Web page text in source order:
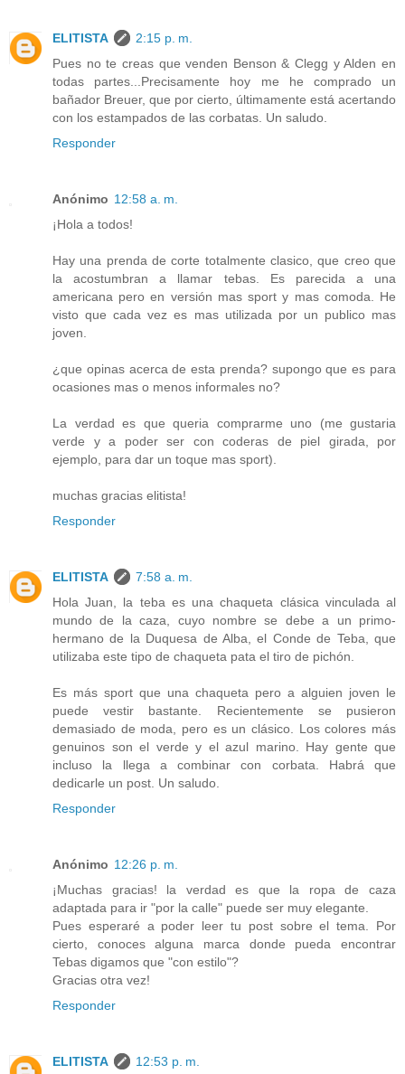
ELITISTA
2:15 p. m.
Pues no te creas que venden Benson & Clegg y Alden en
todas partes...Precisamente hoy me he comprado un
bañador Breuer, que por cierto, últimamente está acertando
con los estampados de las corbatas. Un saludo.
Responder
Anónimo 12:58 a. m.
¡Hola a todos!
Hay una prenda de corte totalmente clasico, que creo que
la acostumbran a llamar tebas. Es parecida a una
americana pero en versión mas sport y mas comoda. He
visto que cada vez es mas utilizada por un publico mas
joven.
¿que opinas acerca de esta prenda? supongo que es para
ocasiones mas o menos informales no?
La verdad es que queria comprarme uno (me gustaria
verde y a poder ser con coderas de piel girada, por
ejemplo, para dar un toque mas sport).
muchas gracias elitista!
Responder
ELITISTA
7:58 a. m.
Hola Juan, la teba es una chaqueta clásica vinculada al
mundo de la caza, cuyo nombre se debe a un primo-
hermano de la Duquesa de Alba, el Conde de Teba, que
utilizaba este tipo de chaqueta pata el tiro de pichón.
Es más sport que una chaqueta pero a alguien joven le
puede vestir bastante. Recientemente se pusieron
demasiado de moda, pero es un clásico. Los colores más
genuinos son el verde y el azul marino. Hay gente que
incluso la llega a combinar con corbata. Habrá que
dedicarle un post. Un saludo.
Responder
Anónimo 12:26 p. m.
¡Muchas gracias! la verdad es que la ropa de caza
adaptada para ir "por la calle" puede ser muy elegante.
Pues esperaré a poder leer tu post sobre el tema. Por
cierto, conoces alguna marca donde pueda encontrar
Tebas digamos que "con estilo"?
Gracias otra vez!
Responder
ELITISTA 12:53 p. m.